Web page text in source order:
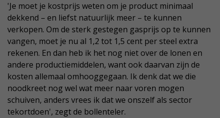
'Je moet je kostprijs weten om je product minimaal
dekkend – en liefst natuurlijk meer – te kunnen
verkopen. Om de sterk gestegen gasprijs op te kunnen
vangen, moet je nu al 1,2 tot 1,5 cent per steel extra
rekenen. En dan heb ik het nog niet over de lonen en
andere productiemiddelen, want ook daarvan zijn de
kosten allemaal omhooggegaan. Ik denk dat we die
noodkreet nog wel wat meer naar voren mogen
schuiven, anders vrees ik dat we onszelf als sector
tekortdoen', zegt de bollenteler.